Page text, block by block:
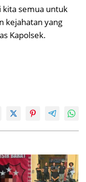
kita semua untuk
kejahatan yang
Kapolsek.